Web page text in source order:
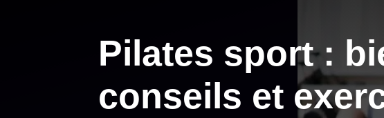
Pilates sport :
conseils et